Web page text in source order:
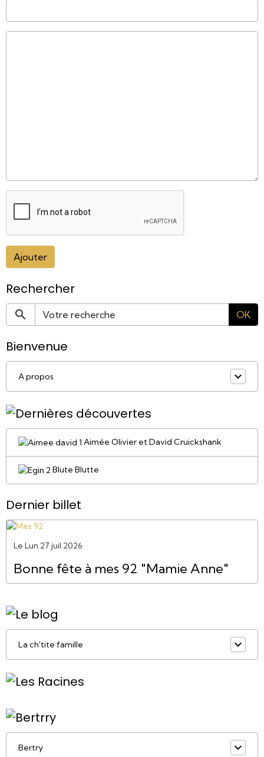
Ajouter
Rechercher
OK
Bienvenue
A propos
Aimée Olivier et David Cruickshank
Blute Blutte
Dernier billet
Le Lun 27 juil 2026
Bonne fête à mes 92 "Mamie Anne"
La ch'tite famille
Bertry